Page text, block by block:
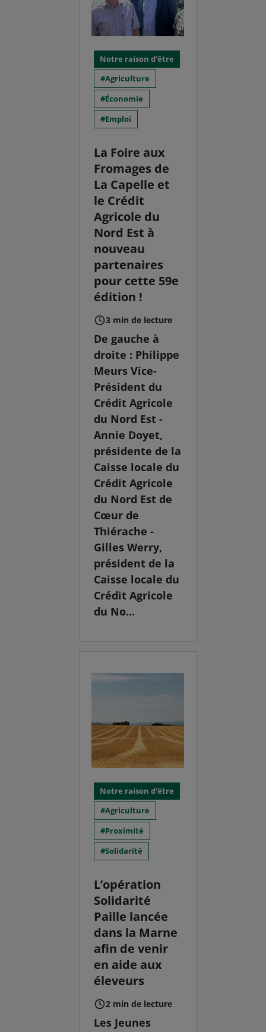
Notre raison d'être
Agriculture
Économie
Emploi
La Foire aux
Fromages de
La Capelle et
le Crédit
Agricole du
Nord Est à
nouveau
partenaires
pour cette 59e
édition !
3 min de lecture
De gauche à
droite : Philippe
Meurs Vice-
Président du
Crédit Agricole
du Nord Est -
Annie Doyet,
présidente de la
Caisse locale du
Crédit Agricole
du Nord Est de
Cœur de
Thiérache -
Gilles Werry,
président de la
Caisse locale du
Crédit Agricole
du No...
Notre raison d'être
Agriculture
Proximité
Solidarité
L’opération
Solidarité
Paille lancée
dans la Marne
afin de venir
en aide aux
éleveurs
2 min de lecture
Les Jeunes